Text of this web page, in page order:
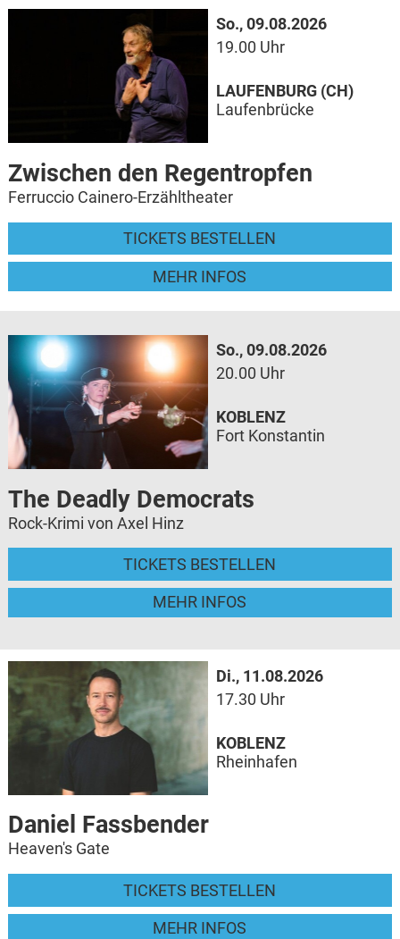
So., 09.08.2026
19.00 Uhr
Zwischen den Regentropfen
Ferruccio Cainero-Erzähltheater
TICKETS BESTELLEN
MEHR INFOS
LAUFENBURG (CH)
Laufenbrücke
So., 09.08.2026
20.00 Uhr
The Deadly Democrats
Rock-Krimi von Axel Hinz
TICKETS BESTELLEN
MEHR INFOS
KOBLENZ
Fort Konstantin
Di., 11.08.2026
17.30 Uhr
Daniel Fassbender
Heaven's Gate
TICKETS BESTELLEN
MEHR INFOS
KOBLENZ
Rheinhafen